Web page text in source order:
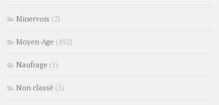
Minervois (2)
Moyen-Age (492)
Naufrage (1)
Non classé (3)